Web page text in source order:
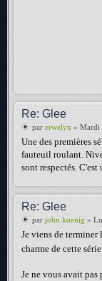
Re: Glee
par erwelyn » Mardi
Une des premières
fauteuil roulant.
sont respectés. C'est
Re: Glee
par john.koenig »
Je viens de terminer
charme de cette
Je ne vous avait pas